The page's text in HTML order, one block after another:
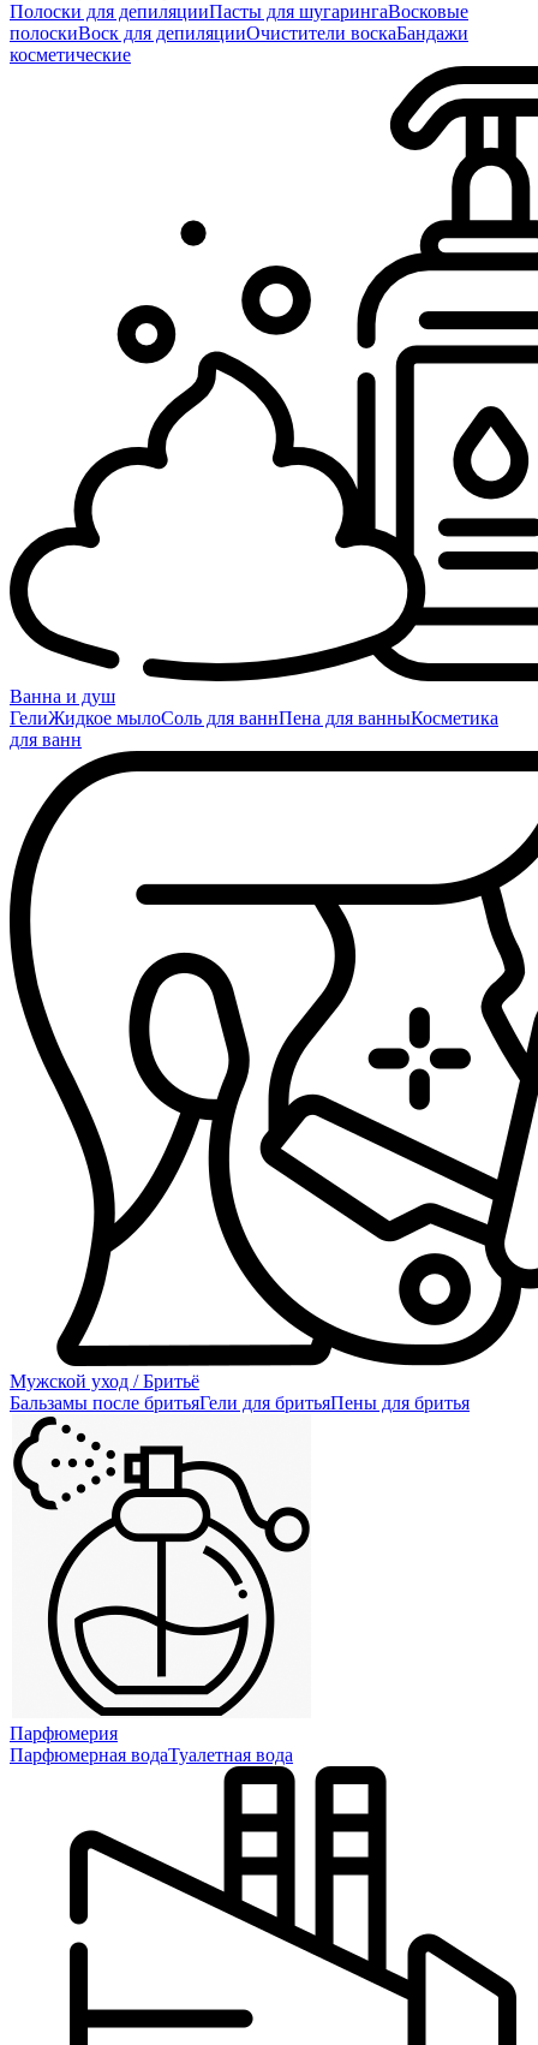
Полоски для депиляцииПасты для шугарингаВосковые
полоскиВоск для депиляцииОчистители воскаБандажи
косметические
Ванна и душ
ГелиЖидкое мылоСоль для ваннПена для ванныКосметика
для ванн
Мужской уход / Бритьё
Бальзамы после бритьяГели для бритьяПены для бритья
Парфюмерия
Парфюмерная водаТуалетная вода